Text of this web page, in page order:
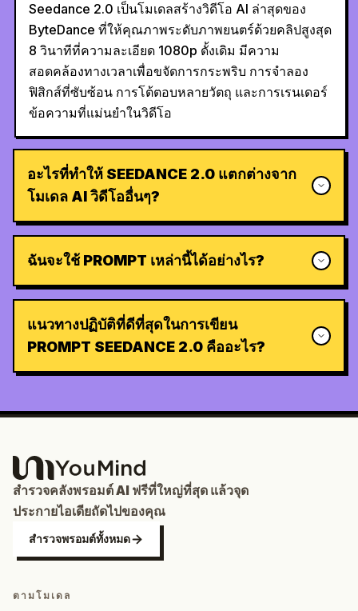
Seedance 2.0 เป็นโมเดลสร้างวิดีโอ AI ล่าสุดของ
ByteDance ที่ให้คุณภาพระดับภาพยนตร์ด้วยคลิปสูงสุด
8 วินาทีที่ความละเอียด 1080p ดั้งเดิม มีความ
สอดคล้องทางเวลาเพื่อขจัดการกระพริบ การจำลอง
ฟิสิกส์ที่ซับซ้อน การโต้ตอบหลายวัตถุ และการเรนเดอร์
ข้อความที่แม่นยำในวิดีโอ
อะไรที่ทำให้ SEEDANCE 2.0 แตกต่างจาก
โมเดล AI วิดีโออื่นๆ?
ฉันจะใช้ PROMPT เหล่านี้ได้อย่างไร?
แนวทางปฏิบัติที่ดีที่สุดในการเขียน
PROMPT SEEDANCE 2.0 คืออะไร?
สำรวจคลังพรอมต์ AI ฟรีที่ใหญ่ที่สุด แล้วจุด
ประกายไอเดียถัดไปของคุณ
สำรวจพรอมต์ทั้งหมด
ตามโมเดล